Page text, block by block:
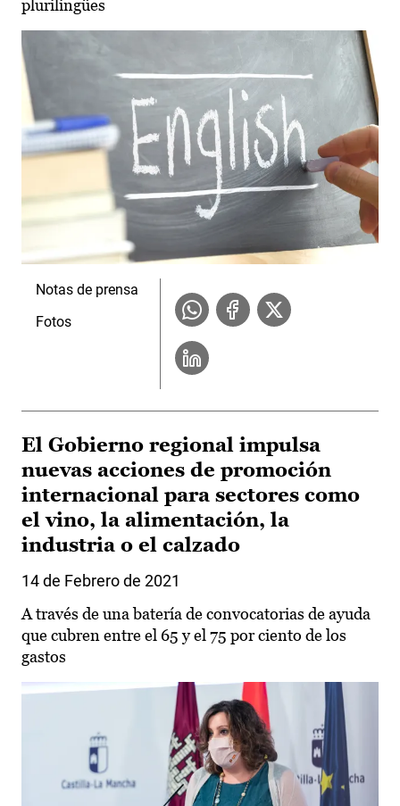
plurilingües
Notas de prensa
Fotos
El Gobierno regional impulsa
nuevas acciones de promoción
internacional para sectores como
el vino, la alimentación, la
industria o el calzado
14 de Febrero de 2021
A través de una batería de convocatorias de ayuda
que cubren entre el 65 y el 75 por ciento de los
gastos